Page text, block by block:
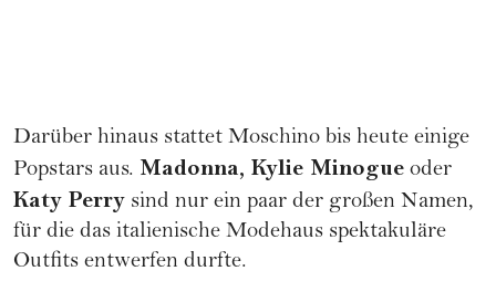
Darüber hinaus stattet Moschino bis heute einige
Popstars aus. Madonna, Kylie Minogue oder
Katy Perry sind nur ein paar der großen Namen,
für die das italienische Modehaus spektakuläre
Outfits entwerfen durfte.